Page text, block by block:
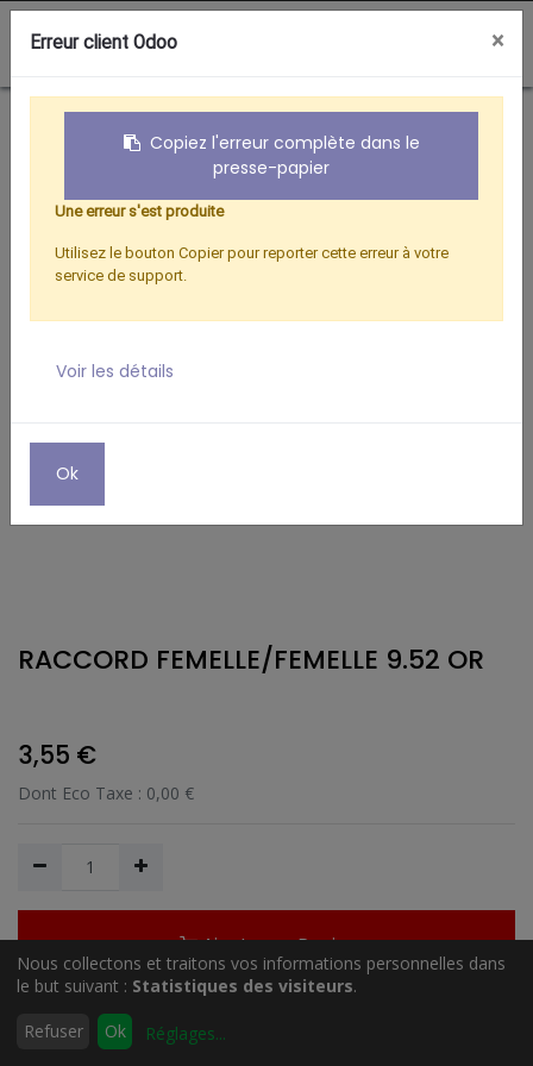
Rechercher
0
Boutique RACCORD FEMELLE/FEMELLE 9.52 OR
RACCORD FEMELLE/FEMELLE 9.52 OR
3,55 €
Dont Eco Taxe : 0,00 €
Ajouter au Panier
Ajouter à la liste de souhait
Nous collectons et traitons vos informations personnelles dans
le but suivant : Statistiques des visiteurs.
Refuser Ok Réglages...
Erreur client Odoo ×
Copiez l'erreur complète dans le
presse-papier
Une erreur s'est produite
Utilisez le bouton Copier pour reporter cette erreur à votre
service de support.
Voir les détails
Ok